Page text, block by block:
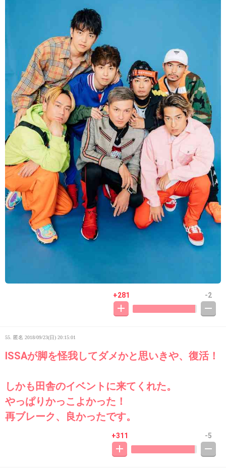
+281 -2
55. 匿名 2018/09/23(日) 20:15:01
ISSAが脚を怪我してダメかと思いきや、復活！
しかも田舎のイベントに来てくれた。
やっぱりかっこよかった！
再ブレーク、良かったです。
+311 -5